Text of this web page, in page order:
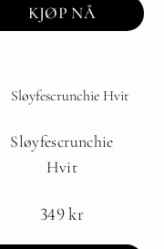
KJØP NÅ
Sløyfescrunchie
Hvit
349kr